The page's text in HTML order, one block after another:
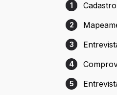
Etapa 1:
1 Cadastro
Etapa 2:
2
Etapa 3:
3
Etapa 4:
4
Etapa 5:
5